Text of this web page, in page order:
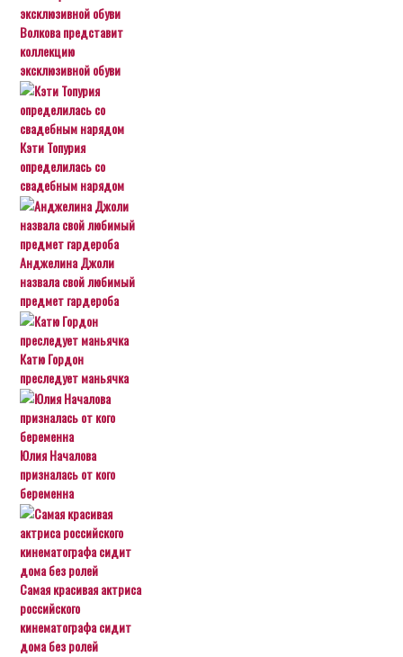
Волкова представит
коллекцию
эксклюзивной обуви
Кэти Топурия
определилась со
свадебным нарядом
Анджелина Джоли
назвала свой любимый
предмет гардероба
Катю Гордон
преследует маньячка
Юлия Началова
призналась от кого
беременна
Самая красивая актриса
российского
кинематографа сидит
дома без ролей